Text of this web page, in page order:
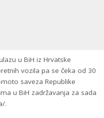
u BiH iz Hrvatske
vozila pa se čeka od 30
saveza Republike
u BiH zadržavanja za sada
.